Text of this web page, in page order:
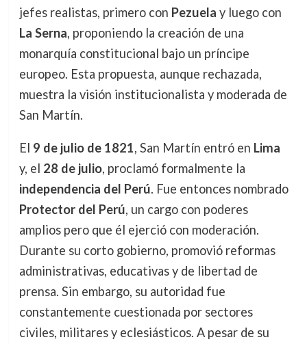
jefes realistas, primero con Pezuela y luego con
La Serna, proponiendo la creación de una
monarquía constitucional bajo un príncipe
europeo. Esta propuesta, aunque rechazada,
muestra la visión institucionalista y moderada de
San Martín.
El 9 de julio de 1821, San Martín entró en Lima
y, el 28 de julio, proclamó formalmente la
independencia del Perú. Fue entonces nombrado
Protector del Perú, un cargo con poderes
amplios pero que él ejerció con moderación.
Durante su corto gobierno, promovió reformas
administrativas, educativas y de libertad de
prensa. Sin embargo, su autoridad fue
constantemente cuestionada por sectores
civiles, militares y eclesiásticos. A pesar de su